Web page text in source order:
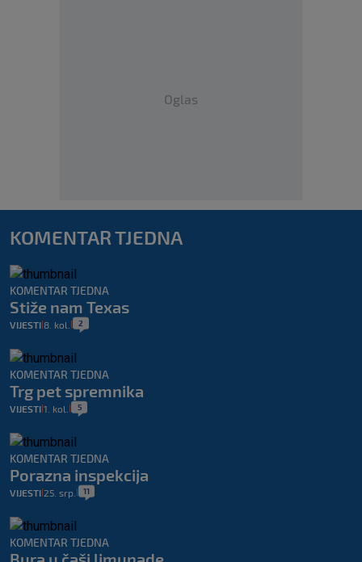
Oglas
KOMENTAR TJEDNA
KOMENTAR TJEDNA
Stiže nam Texas
VIJESTI 8. kol. 2
KOMENTAR TJEDNA
Trg pet spremnika
VIJESTI 1. kol. 5
KOMENTAR TJEDNA
Porazna inspekcija
VIJESTI 25. srp. 11
KOMENTAR TJEDNA